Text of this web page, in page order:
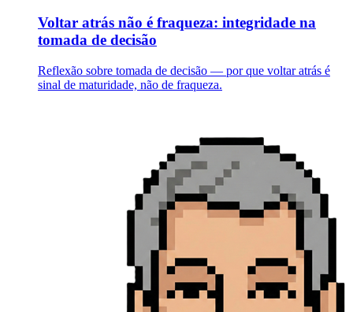
Voltar atrás não é fraqueza: integridade na
tomada de decisão
Reflexão sobre tomada de decisão — por que voltar atrás é
sinal de maturidade, não de fraqueza.